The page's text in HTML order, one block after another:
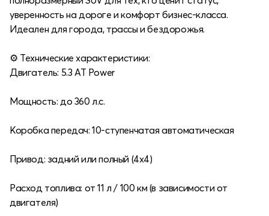
уверенность на дороге и комфорт бизнес-класса.
Идеален для города, трассы и бездорожья.
⚙️ Технические характеристики:
Двигатель: 5.3 AT Power
Мощность: до 360 л.с.
Коробка передач: 10-ступенчатая автоматическая
Привод: задний или полный (4x4)
Расход топлива: от 11 л / 100 км (в зависимости от
двигателя)